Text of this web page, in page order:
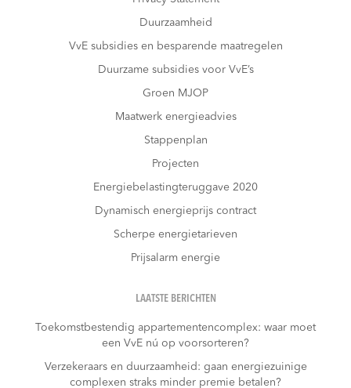
Duurzaamheid
VvE subsidies en besparende maatregelen
Duurzame subsidies voor VvE’s
Groen MJOP
Maatwerk energieadvies
Stappenplan
Projecten
Energiebelastingteruggave 2020
Dynamisch energieprijs contract
Scherpe energietarieven
Prijsalarm energie
LAATSTE BERICHTEN
Toekomstbestendig appartementencomplex: waar moet
een VvE nú op voorsorteren?
Verzekeraars en duurzaamheid: gaan energiezuinige
complexen straks minder premie betalen?